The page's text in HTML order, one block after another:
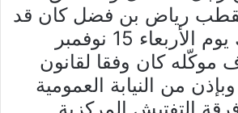
رياض بن فضل كان قد
صرّح لموزاييك يوم الأربعاء 15 نوفمبر
موكّله كان وفقا لقانون
من النيابة العمومية